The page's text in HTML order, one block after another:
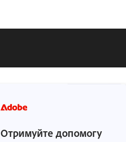
Отримуйте допомогу